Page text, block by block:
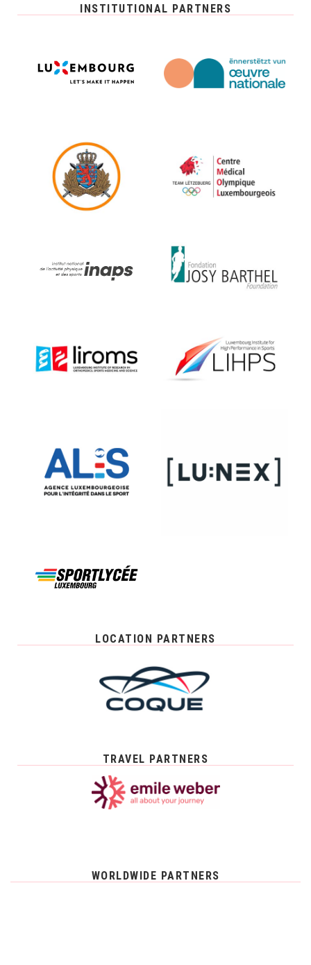
INSTITUTIONAL PARTNERS
LOCATION PARTNERS
TRAVEL PARTNERS
WORLDWIDE PARTNERS